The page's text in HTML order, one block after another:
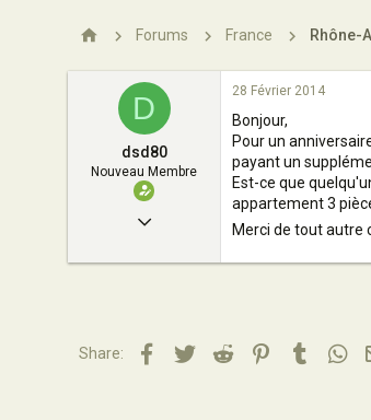
n
Forums France Rhône-
D
dsd80
Nouveau Membre
28 Février 2014
AMIENS
28 Février 2014
Bonjour,
Pour un
payant un
Est-ce que
appartement 3
Merci de tout autre
Share: Facebook
TwitterReddit PinterestTumblr